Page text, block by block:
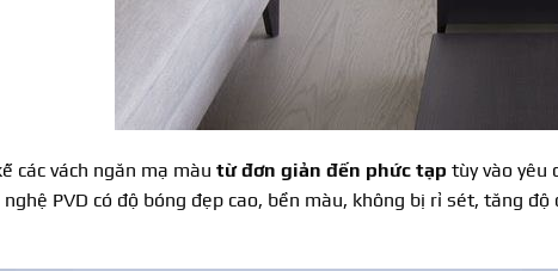
các vách ngăn mạ màu từ đơn giản đến phức tạp tùy vào yêu
PVD có độ bóng đẹp cao, bền màu, không bị rỉ sét, tăng